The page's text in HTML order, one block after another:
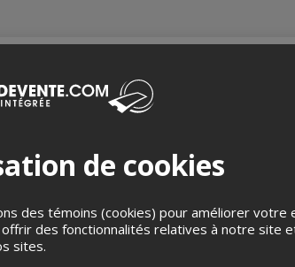
de cookies
des témoins (cookies) pour améliorer votre
des fonctionnalités relatives à notre site
sites.